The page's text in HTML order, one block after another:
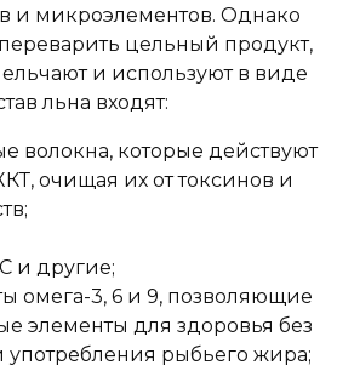
и микроэлементов. Однако
цельный продукт,
и используют в виде
льна входят:
волокна, которые действуют
очищая их от токсинов и
и другие;
омега-3, 6 и 9, позволяющие
элементы для здоровья без
употребления рыбьего жира;